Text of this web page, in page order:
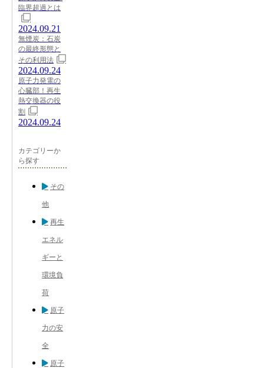
臨界超過とは
2024.09.21
無煙炭：石炭
の最終形態と
その利用法
2024.09.24
原子力発電の
心臓部！再生
熱交換器の役
割
2024.09.24
カテゴリーか
ら探す
その
他
再生
エネル
ギーと
環境負
荷
原子
力の安
全
原子